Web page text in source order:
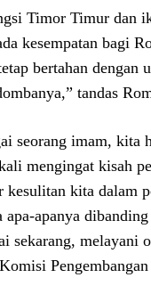
Timor Timur dan
kesempatan bagi
bertahan dengan
tandas
seorang imam, kita
mengingat kisah
kita dalam
apanya
sekarang, melayani